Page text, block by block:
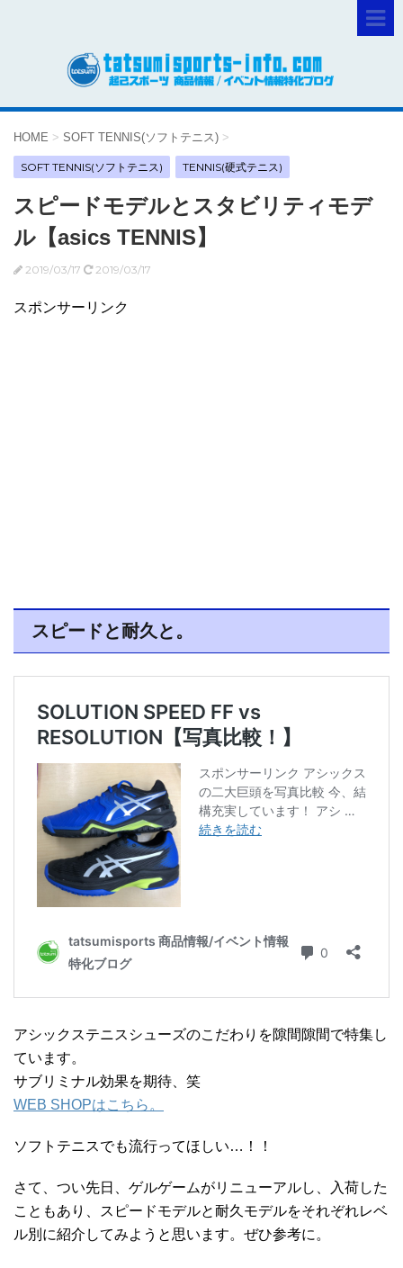
HOME > SOFT TENNIS(ソフトテニス) >
SOFT TENNIS(ソフトテニス) TENNIS(硬式テニス)
スピードモデルとスタビリティモデ
ル【asics TENNIS】
2019/03/17 2019/03/17
スポンサーリンク
スピードと耐久と。
アシックステニスシューズのこだわりを隙間隙間で特集し
ています。
サブリミナル効果を期待、笑
WEB SHOPはこちら。
ソフトテニスでも流行ってほしい…！！
さて、つい先日、ゲルゲームがリニューアルし、入荷した
こともあり、スピードモデルと耐久モデルをそれぞれレベ
ル別に紹介してみようと思います。ぜひ参考に。